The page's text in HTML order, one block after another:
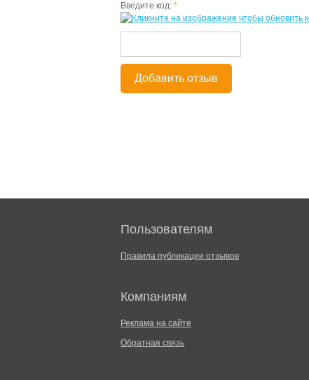
Введите код: *
Добавить отзыв
Пользователям
Правила публикации отзывов
Компаниям
Реклама на сайте
Обратная связь